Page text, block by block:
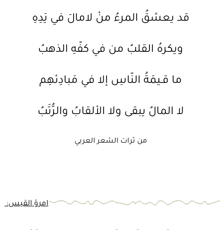
قد يعشقُ المرءُ منْ لامالَ في يَدِهِ
ويكرهُ القلبُ من في كفّهِ الذهبُ
ما قـيمَةُ النّاسِ إلا في مَبادِئهِم
لا المالُ يبقى ولا الألقابُ والرُّتَبُ
من ثرات الشعر العربي
امرؤ القيس: